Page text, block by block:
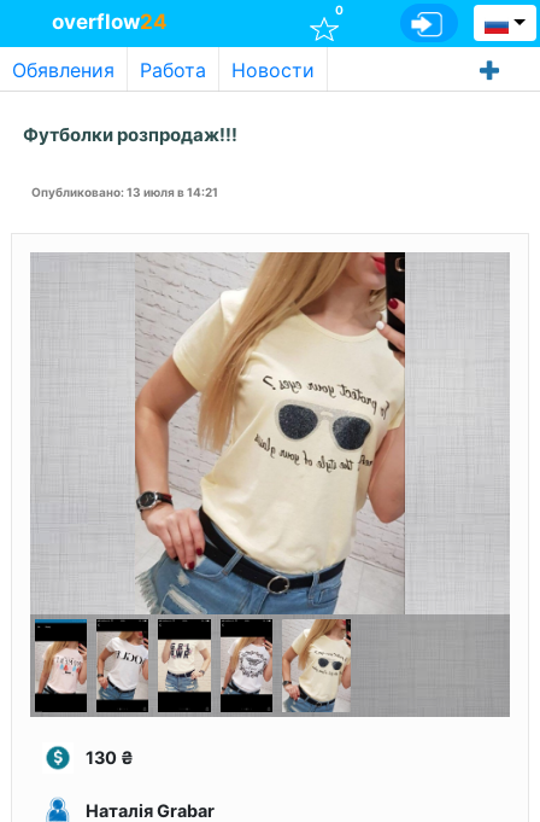
overflow24 0
Обявления Работа Новости
Футболки розпродаж!!!
Опубликовано: 13 июля в 14:21
130 ₴
Наталія Grabar